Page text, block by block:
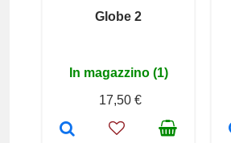
Globe 2
In magazzino (1)
17,50 €